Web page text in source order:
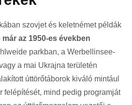
szovjet és keletnémet példák
az 1950-es években
parkban, a Werbellinsee-
a mai Ukrajna területén
úttörőtáborok kiváló mintául
felépítését, mind pedig programját